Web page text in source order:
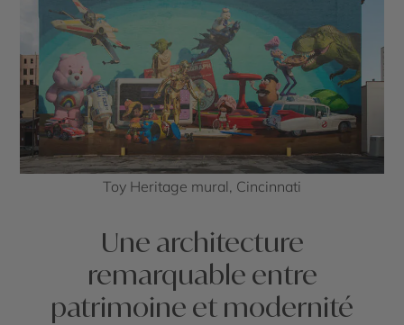
Toy Heritage mural, Cincinnati
Une architecture
remarquable entre
patrimoine et modernité